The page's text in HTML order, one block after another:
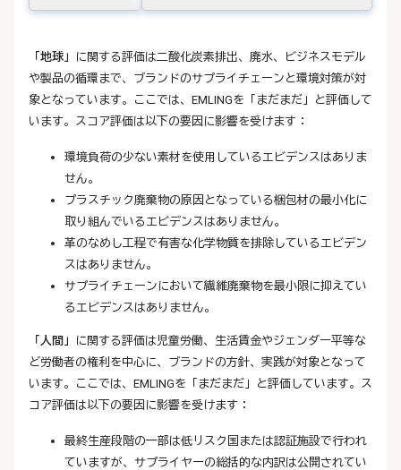
「地球」
に関する評価は二酸化炭素排出、廃水、ビジネスモデル
や製品の循環まで、ブランドのサプライチェーンと環境対策が対
象となっています。ここでは、EMLINGを「まだまだ」と評価して
います。スコア評価は以下の要因に影響を受けます：
環境負荷の少ない素材を使用しているエビデンスはありま
せん。
プラスチック廃棄物の原因となっている梱包材の最小化に
取り組んでいるエビデンスはありません。
革のなめし工程で有害な化学物質を排除しているエビデン
スはありません。
サプライチェーンにおいて繊維廃棄物を最小限に抑えてい
るエビデンスはありません。
「人間」
に関する評価は児童労働、生活賃金やジェンダー平等な
ど労働者の権利を中心に、ブランドの方針、実践が対象となって
います。ここでは、EMLINGを「まだまだ」と評価しています。ス
コア評価は以下の要因に影響を受けます：
最終生産段階の一部は低リスク国または認証施設で行われ
ていますが、サプライヤーの総括的な内訳は公開されてい